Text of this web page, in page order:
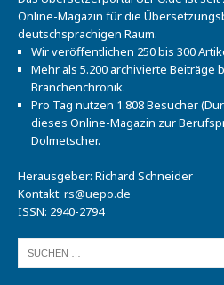
Online-Magazin für die
deutschsprachigen Raum.
Wir veröffentlichen 250 bis 300
Mehr als 5.200 archivierte Beiträge
Branchenchronik.
Pro Tag nutzen 1.808 Besucher
dieses Online-Magazin zur
Dolmetscher.
Herausgeber: Richard Schneider
Kontakt: rs@uepo.de
ISSN: 2940-2794